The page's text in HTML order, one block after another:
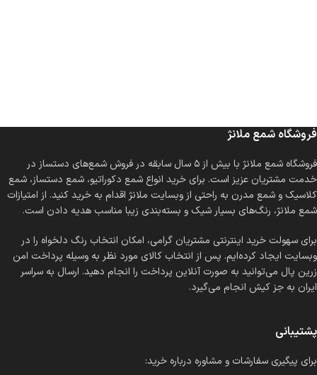
فروشگاه شمع ملانژ
فروشگاه شمع ملانژ با بیش از ۵ سال سابقه در فروش شمع‌های دستساز در
خدمت مشتریان عزیز است. برای خرید انواع شمع دکوراتیو، شمع دستساز، شمع
کلاسیک و شمع مدرن به راحتی از وبسایت ملانژ اقدام به خرید کنید. از امتیازات
شمع ملانژ، رنگ‌های بسیار شیک و بسته‌بندی زیبا مناسب هدیه دادن است.
برای سهولت خرید اینترنتی مشتریان گرامی، امکان انتخاب رنگ دلخواه را در
وبسایت ایجاد کرده‌ایم. پس از انتخاب کالای مورد نظر به وسیله پرداخت امن
زرین پال می‌توانید به صورت آنلاین پرداخت را انجام دهید. ارسال به سراسر
ایران به جز کیش انجام می‌گیرد.
پشتیبانی
برای پیگیری سفارشات و مشاوره درباره خرید: